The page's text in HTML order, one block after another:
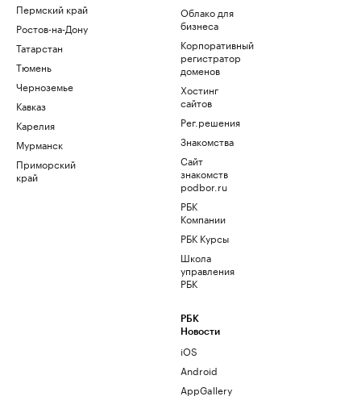
Пермский край
Ростов-на-Дону
Татарстан
Тюмень
Черноземье
Кавказ
Карелия
Мурманск
Приморский
край
Облако для
бизнеса
Корпоративный
регистратор
доменов
Хостинг
сайтов
Рег.решения
Знакомства
Сайт
знакомств
podbor.ru
РБК
Компании
РБК Курсы
Школа
управления
РБК
РБК
Новости
iOS
Android
AppGallery